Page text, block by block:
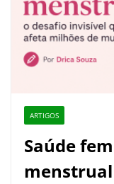
ARTIGOS
Saúde